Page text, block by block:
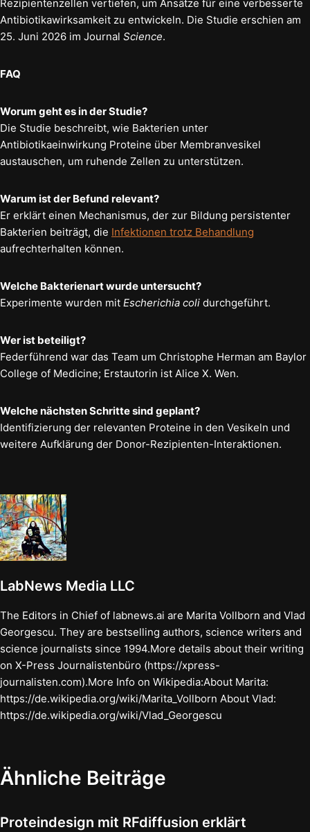
Rezipientenzellen vertiefen, um Ansätze für eine verbesserte
Antibiotikawirksamkeit zu entwickeln. Die Studie erschien am
25. Juni 2026 im Journal Science.
FAQ
Worum geht es in der Studie?
Die Studie beschreibt, wie Bakterien unter
Antibiotikaeinwirkung Proteine über Membranvesikel
austauschen, um ruhende Zellen zu unterstützen.
Warum ist der Befund relevant?
Er erklärt einen Mechanismus, der zur Bildung persistenter
Bakterien beiträgt, die Infektionen trotz Behandlung
aufrechterhalten können.
Welche Bakterienart wurde untersucht?
Experimente wurden mit Escherichia coli durchgeführt.
Wer ist beteiligt?
Federführend war das Team um Christophe Herman am Baylor
College of Medicine; Erstautorin ist Alice X. Wen.
Welche nächsten Schritte sind geplant?
Identifizierung der relevanten Proteine in den Vesikeln und
weitere Aufklärung der Donor-Rezipienten-Interaktionen.
LabNews Media LLC
The Editors in Chief of labnews.ai are Marita Vollborn and Vlad
Georgescu. They are bestselling authors, science writers and
science journalists since 1994.More details about their writing
on X-Press Journalistenbüro (https://xpress-
journalisten.com).More Info on Wikipedia:About Marita:
https://de.wikipedia.org/wiki/Marita_Vollborn About Vlad:
https://de.wikipedia.org/wiki/Vlad_Georgescu
Ähnliche Beiträge
Proteindesign mit RFdiffusion erklärt